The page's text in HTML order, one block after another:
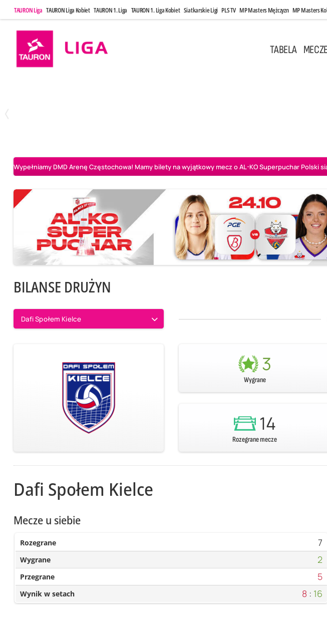
TAURON Liga TAURON Liga Kobiet TAURON 1. Liga TAURON 1. Liga Kobiet Siatkarskie Ligi PLS TV MP Masters Mężczyzn MP Masters
TABELA MECZE
Wypełniamy DMD Arenę Częstochowa! Mamy bilety na wyjątkowy mecz o AL-KO Superpuchar Polski
BILANSE DRUŻYN
Dafi Społem Kielce
3
Wygrane
14
Rozegrane mecze
Dafi Społem Kielce
Mecze u siebie
Rozegrane 7
Wygrane 2
Przegrane 5
Wynik w setach 8 : 16